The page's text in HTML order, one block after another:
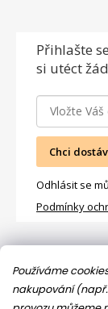
Používáme
nakupování
Přihlašte se
si utéct
Chci
Odhlásit se
Podmínky
Facebook